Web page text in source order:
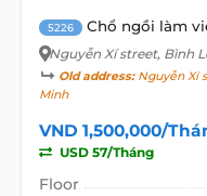
5226 Chổ ngồi làm
Nguyễn Xí street, Bình
Old address:Nguyễn Xí
Minh
VND 1,500,000/
USD 57/Tháng
Floor